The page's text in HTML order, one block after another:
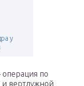
у
операция по
и вертлужной